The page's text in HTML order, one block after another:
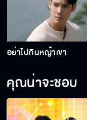
อย่าไปกินหญ้าเขา
คุณน่าจะชอบ